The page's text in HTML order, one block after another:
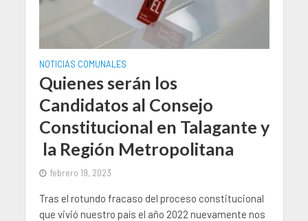
NOTICIAS COMUNALES
Quienes serán los
Candidatos al Consejo
Constitucional en Talagante y
la Región Metropolitana
febrero 19, 2023
Tras el rotundo fracaso del proceso constitucional
que vivió nuestro país el año 2022 nuevamente nos